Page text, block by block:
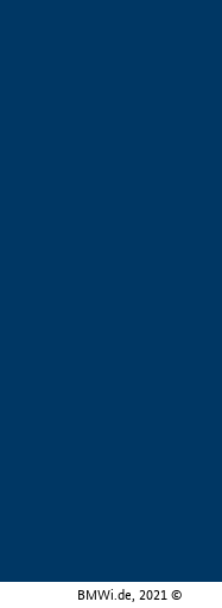
BMWi.de, 2021 ©